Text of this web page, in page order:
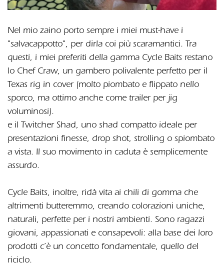
Nel mio zaino porto sempre i miei must-have i
"salvacappotto", per dirla coi più scaramantici. Tra
questi, i miei preferiti della gamma Cycle Baits restano
lo Chef Craw, un gambero polivalente perfetto per il
Texas rig in cover (molto piombato e flippato nello
sporco, ma ottimo anche come trailer per jig
voluminosi).
e il Twitcher Shad, uno shad compatto ideale per
presentazioni finesse, drop shot, strolling o spiombato
a vista. Il suo movimento in caduta è semplicemente
assurdo.
Cycle Baits, inoltre, ridà vita ai chili di gomma che
altrimenti butteremmo, creando colorazioni uniche,
naturali, perfette per i nostri ambienti. Sono ragazzi
giovani, appassionati e consapevoli: alla base dei loro
prodotti c’è un concetto fondamentale, quello del
riciclo.